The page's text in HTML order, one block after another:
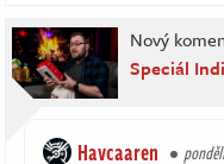
Nový
Speciál
Havcaaren